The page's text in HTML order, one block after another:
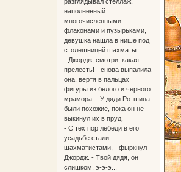
наполненный
многочисленными
флаконами и пузырьками,
девушка нашла в нише под
столешницей шахматы.
- Джордж, смотри, какая
прелесть! - снова выпалила
она, вертя в пальцах
фигуры из белого и черного
мрамора. - У дяди Ротшина
были похожие, пока он не
выкинул их в пруд.
- С тех пор лебеди в его
усадьбе стали
шахматистами, - фыркнул
Джордж. - Твой дядя, он
слишком, э-э-э...